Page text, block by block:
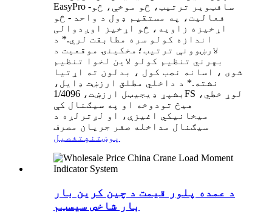
EasyPro سافټویر ترتیب، څو موخې، څو-
فعالیت، په مستقیم ډول د واحد - څو
اړخیزه زاویه، څو اړخیز اوږدوالی
اندازه کولو سره مطابقت لري.* د
لارښوونې ترتیب؛مخکینۍ موقعیت د
بهرني تنظیم کولو لاین لخوا تنظیم
شوی ، اسانه نصب کول ، بدلون ته اړتیا
نشته.* د داخلي مطلق ارزښت ډایل،
بشپړ ډیجیټل ارزښت، 1/4096FS لوړ خطي،
هیڅ تودوخه او په سیګنال کې
میخانیکي اغیزې، او لږترلږه د
سیګنال مداخله صفر جریان مصرف
پوښتنه تفصیل
د عمده پلور قیمت د چین کرین بار
بار شاخص سیسټم